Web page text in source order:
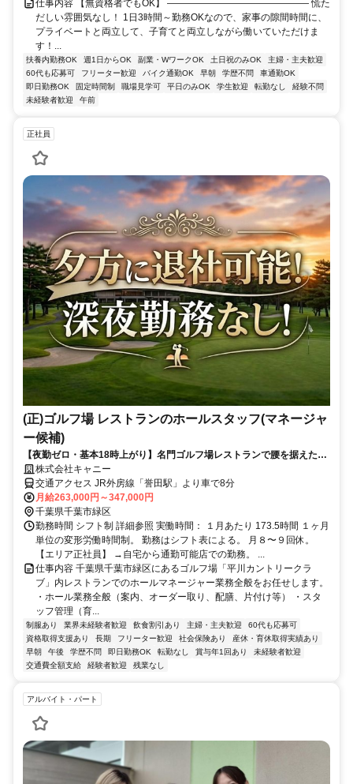
仕事内容 【無資格者でもOK】 ――――――――――――――― 慌た
だしい雰囲気なし！ 1日3時間～勤務OKなので、家事の隙間時間に、
プライベートと両立して、子育てと両立しながら働いていただけま
す！...
扶養内勤務OK 週1日からOK 副業・WワークOK 土日祝のみOK
主婦・主夫歓迎
60代も応募可
フリーター歓迎 バイク通勤OK 早朝 学歴不問
車通勤OK
即日勤務OK
固定時間制 職場見学可 平日のみOK 学生歓迎 転勤なし
経験不問
未経験者歓迎
午前
正社員
(正)ゴルフ場 レストランのホールスタッフ(マネージャ
ー候補)
【夜勤ゼロ・基本18時上がり】名門ゴルフ場レストランで腰を据えた働
き方を。 グレードコースを運営／将来はマネージャーへ・40〜50代の
転職も歓迎
株式会社キャニー
交通アクセス JR外房線「誉田駅」より車で8分
月給263,000円～347,000円
千葉県千葉市緑区
勤務時間 シフト制 詳細参照 実働時間： １月あたり 173.5時間 １ヶ月
単位の変形労働時間制。 勤務はシフト表による。 ⽉８〜９回休。
【エリア正社員】 →自宅から通勤可能店での勤務。 ...
仕事内容 千葉県千葉市緑区にあるゴルフ場「平川カントリークラ
ブ」内レストランでのホールマネージャー業務全般をお任せします。
・ホール業務全般（案内、オーダー取り、配膳、片付け等） ・スタ
ッフ管理（育...
制服あり 業界未経験者歓迎 飲食割引あり 主婦・主夫歓迎
60代も応募可
資格取得支援あり
長期 フリーター歓迎 社会保険あり
産休・育休取得実績あり
早朝
午後 学歴不問 即日勤務OK 転勤なし 賞与年1回あり
未経験者歓迎
交通費全額支給
経験者歓迎 残業なし
アルバイト・パート